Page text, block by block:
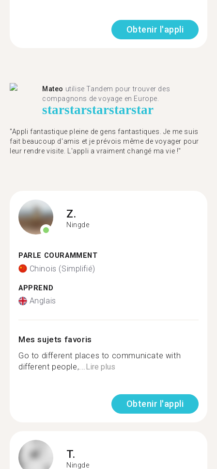
Obtenir l'appli
Mateo utilise Tandem pour trouver des
compagnons de voyage en Europe.
starstarstarstarstar
"Appli fantastique pleine de gens fantastiques. Je me suis
fait beaucoup d'amis et je prévois même de voyager pour
leur rendre visite. L'appli a vraiment changé ma vie !"
Z.
Ningde
PARLE COURAMMENT
Chinois (Simplifié)
APPREND
Anglais
Mes sujets favoris
Go to different places to communicate with
different people,...Lire plus
Obtenir l'appli
T.
Ningde